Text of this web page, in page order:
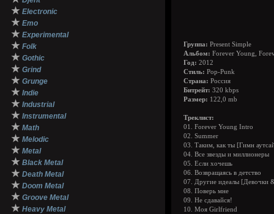
★ Electronic
★ Emo
★ Experimental
★ Folk
★ Gothic
★ Grind
★ Grunge
★ Indie
★ Industrial
★ Instrumental
★ Math
★ Melodic
★ Metal
★ Black Metal
★ Death Metal
★ Doom Metal
★ Groove Metal
★ Heavy Metal
Группа: Present Simple
Альбом: Forever Young,
Год: 2012
Стиль: Pop-Punk
Страна: Россия
Битрейт: 320 kbps
Размер: 122,0 mb
Треклист:
01. Forever Young Intro
02. Summer
03. Таким, как ты [Гимн
04. Все звезды и миллионеры
05. Если хочешь
06. Возвращаясь в детство
07. Другие идеалы [Девочки
08. Поверь мне
09. Не сдавайся!
10. Моя Girlfriend